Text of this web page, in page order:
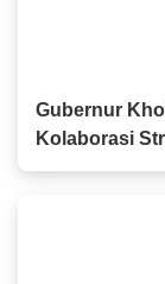
Gubernur
Kolaborasi
Berbagai